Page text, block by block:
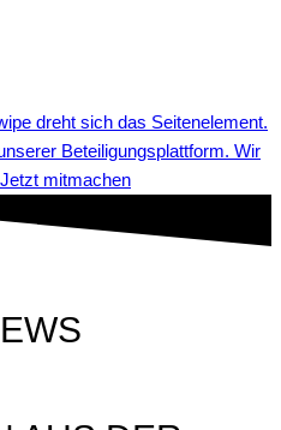
Beteiligungsplattform. Wir
mitmachen